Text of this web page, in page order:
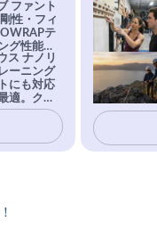
ファント
性・フィ
テ
グ性能を
はTRAX
ールドに
ス ナノリ
ーニング
にも対応
適。クラ
ギア。